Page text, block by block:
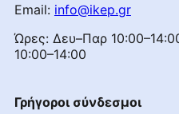
Email: info@ikep.gr
Ώρες: Δευ–Παρ
10:00–14:00
Γρήγοροι σύνδεσμοι